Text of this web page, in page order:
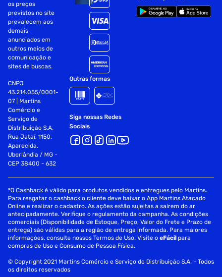
os preços
previstos no site
prevalecem aos
demais
anunciados em
outros meios de
comunicação e
sites de buscas.
CNPJ
43.214.055/0001-
07 | Martins
Comércio e
Serviço de
Distribuição S.A.
Rua Jataí, 1150,
Aparecida,
Uberlândia / MG -
CEP 38400 - 632
Outras formas
Siga nossas Redes
Sociais
*O Cashback é válido para produtos vendidos e entregues pelo Martins.
Para resgatar o cashback o cliente deve baixar o App Martins Atacado
Online e realizar o cadastro. As ações estão sujeitas a saírem do ar
antecipadamente. Verifique o regulamento da campanha. As condições
comerciais (Disponibilidade de Estoque, Preço, Valor do Frete e Prazo de
entrega) são válidas para a região de entrega informada. Para maiores
informações, consulte nossos Termos de Uso. Visite oeFácil para
compras de Uso e Consumo de Pessoa Física.
© Copyright 2021 Martins Comércio e Serviço de Distribuição S.A. - Todos
os direitos reservados